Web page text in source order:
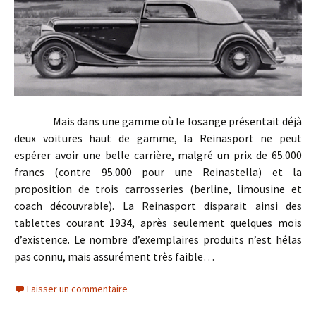
Mais dans une gamme où le losange présentait déjà
deux voitures haut de gamme, la Reinasport ne peut
espérer avoir une belle carrière, malgré un prix de 65.000
francs (contre 95.000 pour une Reinastella) et la
proposition de trois carrosseries (berline, limousine et
coach découvrable). La Reinasport disparait ainsi des
tablettes courant 1934, après seulement quelques mois
d’existence. Le nombre d’exemplaires produits n’est hélas
pas connu, mais assurément très faible…
Laisser un commentaire